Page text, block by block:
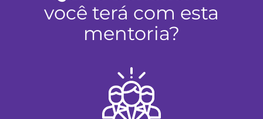
você terá com esta
mentoria?